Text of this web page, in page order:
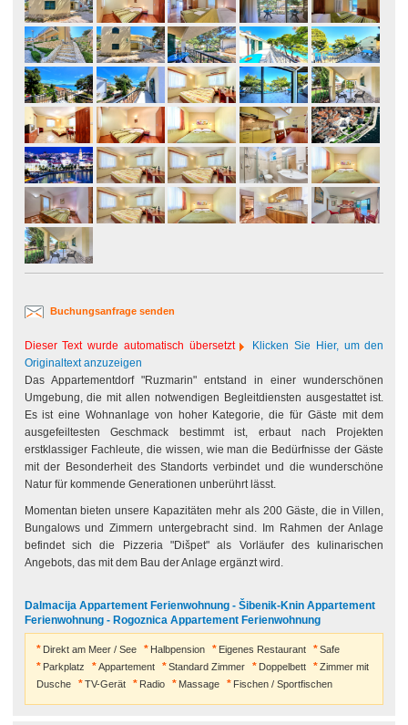
Buchungsanfrage senden
Dieser Text wurde automatisch übersetzt
Klicken Sie Hier, um den
Originaltext anzuzeigen
Das Appartementdorf "Ruzmarin" entstand in einer wunderschönen
Umgebung, die mit allen notwendigen Begleitdiensten ausgestattet ist.
Es ist eine Wohnanlage von hoher Kategorie, die für Gäste mit dem
ausgefeiltesten Geschmack bestimmt ist, erbaut nach Projekten
erstklassiger Fachleute, die wissen, wie man die Bedürfnisse der Gäste
mit der Besonderheit des Standorts verbindet und die wunderschöne
Natur für kommende Generationen unberührt lässt.
Momentan bieten unsere Kapazitäten mehr als 200 Gäste, die in Villen,
Bungalows und Zimmern untergebracht sind. Im Rahmen der Anlage
befindet sich die Pizzeria "Dišpet" als Vorläufer des kulinarischen
Angebots, das mit dem Bau der Anlage ergänzt wird.
Dalmacija Appartement Ferienwohnung - Šibenik-Knin Appartement
Ferienwohnung - Rogoznica Appartement Ferienwohnung
Direkt am Meer / See Halbpension Eigenes Restaurant
Safe
Parkplatz
Appartement Standard Zimmer Doppelbett
Zimmer mit
Dusche
TV-Gerät Radio Massage Fischen / Sportfischen